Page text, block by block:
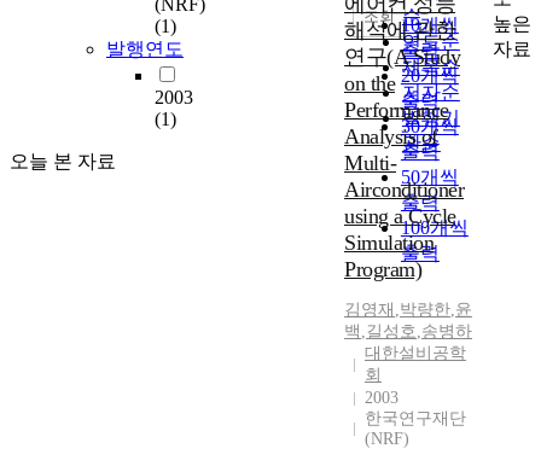
(NRF)
(1)
발행연도
2003
(1)
오늘 본 자료
순
연도순
제목순
저자순
발행기
관순
10개씩
출력
20개씩
출력
30개씩
출력
50개씩
출력
100개씩
출력
조회
해석에 관한
연구(A Study
on the
Performance
Analysis of
Multi-
Airconditioner
using a Cycle
Simulation
Program)
김영재 ,박량한,윤
백 , 길성호,송병하
대한설비공학
회
2003
한국연구재단
(NRF)
높은
자료